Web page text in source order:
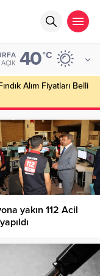
AÇIK 40°C
Alım Fiyatları Belli
yakın 112 Acil